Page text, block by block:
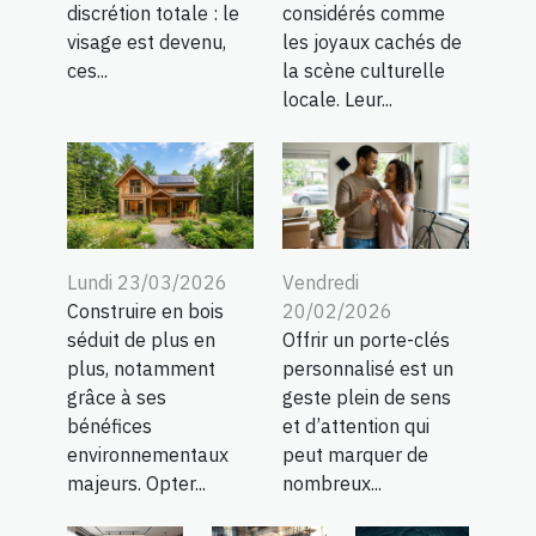
discrétion totale : le
visage est devenu,
ces...
considérés comme
les joyaux cachés de
la scène culturelle
locale. Leur...
Lundi 23/03/2026
Construire en bois
séduit de plus en
plus, notamment
grâce à ses
bénéfices
environnementaux
majeurs. Opter...
Vendredi
20/02/2026
Offrir un porte-clés
personnalisé est un
geste plein de sens
et d’attention qui
peut marquer de
nombreux...